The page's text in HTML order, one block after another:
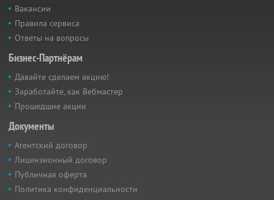
Вакансии
Правила сервиса
Ответы на вопросы
Бизнес-Партнёрам
Давайте сделаем акцию!
Заработайте, как Вебмастер
Прошедшие акции
Документы
Агентский договор
Лицензионный договор
Публичная оферта
Политика конфиденциальности